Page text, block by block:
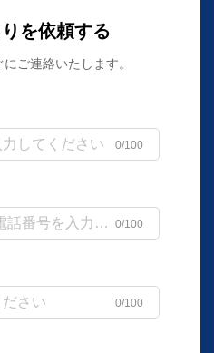
を依頼する
ご連絡いたします。
0/100
0/100
0/100